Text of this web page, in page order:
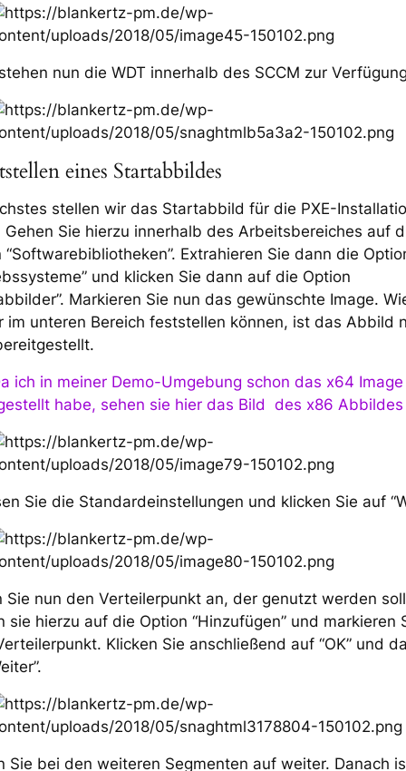
nun die WDT innerhalb des SCCM zur
eines Startabbildes
stellen wir das Startabbild für die PXE-
Gehen Sie hierzu innerhalb des Arbeitsbereiches auf
“Softwarebibliotheken”. Extrahieren Sie dann die
und klicken Sie dann auf die Option
Markieren Sie nun das gewünschte Image.
im unteren Bereich feststellen können, ist das Abbild
ich in meiner Demo-Umgebung schon das x64 Image
habe, sehen sie hier das Bild des x86 Abbildes
Sie die Standardeinstellungen und klicken Sie auf
Sie nun den Verteilerpunkt an, der genutzt werden
sie hierzu auf die Option “Hinzufügen” und markieren
Klicken Sie anschließend auf “OK” und
Sie bei den weiteren Segmenten auf weiter. Danach